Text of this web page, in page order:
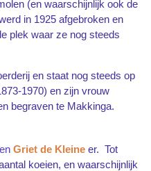
(en waarschijnlijk ook de
in 1925 afgebroken en
plek waar ze nog steeds
en staat nog steeds op
1970) en zijn vrouw
begraven te Makkinga.
en Griet de Kleine er. Tot
koeien, en waarschijnlijk